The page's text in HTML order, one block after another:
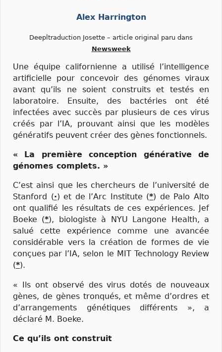
Alex Harrington
Deepltraduction Josette – article original paru dans
Newsweek
Une équipe californienne a utilisé l’intelligence
artificielle pour concevoir des génomes viraux
avant qu’ils ne soient construits et testés en
laboratoire. Ensuite, des bactéries ont été
infectées avec succès par plusieurs de ces virus
créés par l’IA, prouvant ainsi que les modèles
génératifs peuvent créer des gènes fonctionnels.
« La première conception générative de
génomes complets. »
C’est ainsi que les chercheurs de l’université de
Stanford (⋅) et de l’Arc Institute (*) de Palo Alto
ont qualifié les résultats de ces expériences. Jef
Boeke (*), biologiste à NYU Langone Health, a
salué cette expérience comme une avancée
considérable vers la création de formes de vie
conçues par l’IA, selon le MIT Technology Review
(*).
« Ils ont observé des virus dotés de nouveaux
gènes, de gènes tronqués, et même d’ordres et
d’arrangements génétiques différents », a
déclaré M. Boeke.
Ce qu’ils ont construit